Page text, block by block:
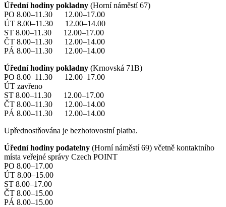
Úřední hodiny pokladny (Horní náměstí 67)
PO 8.00–11.30 12.00–17.00
ÚT 8.00–11.30 12.00–14.00
ST 8.00–11.30 12.00–17.00
ČT 8.00–11.30 12.00–14.00
PÁ 8.00–11.30 12.00–14.00
Úřední hodiny pokladny (Krnovská 71B)
PO 8.00–11.30 12.00–17.00
ÚT zavřeno
ST 8.00–11.30 12.00–17.00
ČT 8.00–11.30 12.00–14.00
PÁ 8.00–11.30 12.00–14.00
Upřednostňována je bezhotovostní platba.
Úřední hodiny podatelny (Horní náměstí 69) včetně kontaktního
místa veřejné správy Czech POINT
PO 8.00–17.00
ÚT 8.00–15.00
ST 8.00–17.00
ČT 8.00–15.00
PÁ 8.00–15.00